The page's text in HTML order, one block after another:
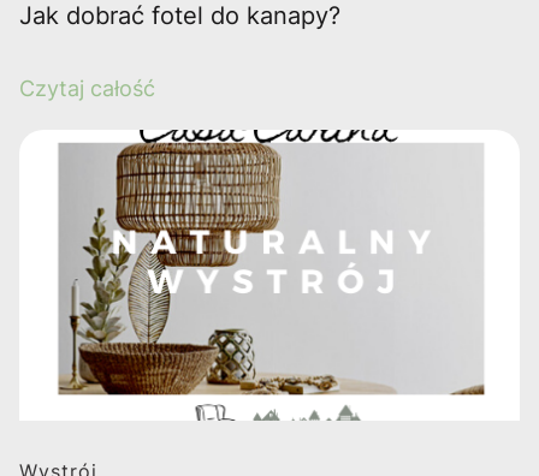
Jak dobrać fotel do kanapy?
Czytaj całość
Wystrój